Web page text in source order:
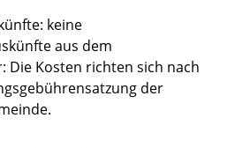
keine
aus dem
Die Kosten richten sich nach
der